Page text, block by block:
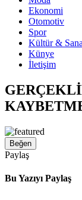
Ekonomi
Otomotiv
Spor
Kültür &
Künye
İletişim
Beğen
Paylaş
Bu Yazıyı Paylaş